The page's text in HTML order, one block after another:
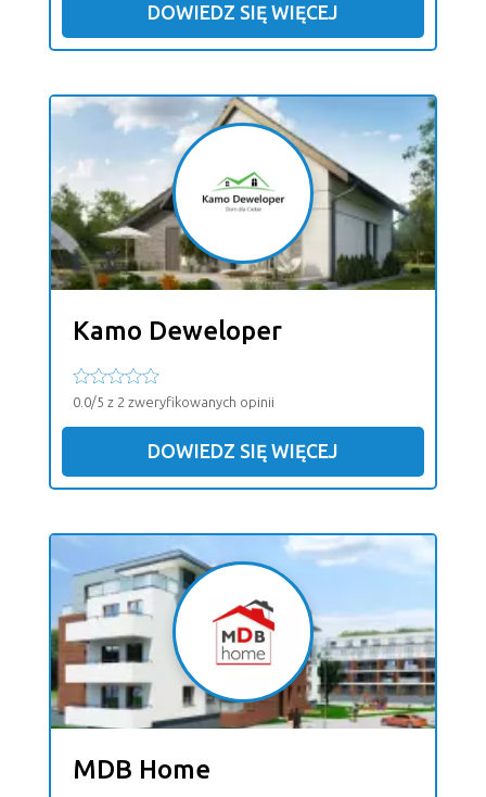
DOWIEDZ SIĘ WIĘCEJ
Kamo Deweloper
0.0/5 z 2 zweryfikowanych opinii
DOWIEDZ SIĘ WIĘCEJ
MDB Home